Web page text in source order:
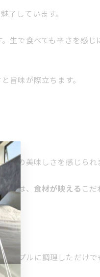
了しています。
生で食べても辛さを感じ
旨味が際立ちます。
のの美味しさを感じられ
ン には、 食材が映える こ
ンプルに調理しただけ